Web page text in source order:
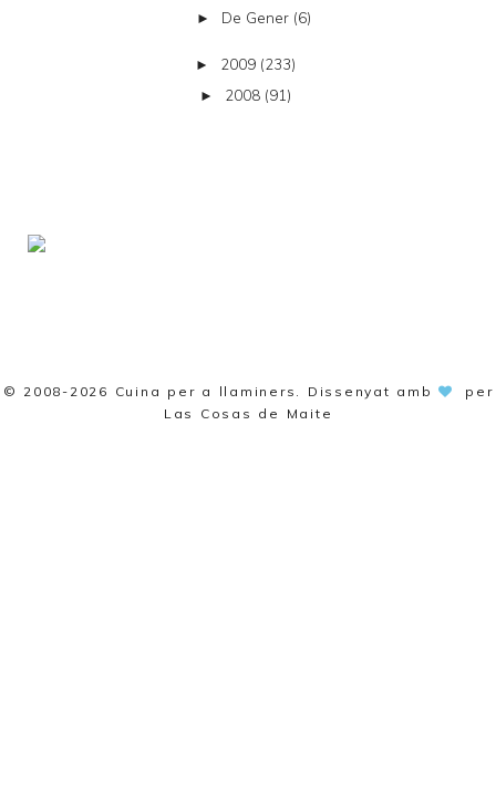
► De Gener (6)
► 2009 (233)
► 2008 (91)
© 2008-2026 Cuina per a llaminers . Dissenyat amb
per
Las Cosas de Maite